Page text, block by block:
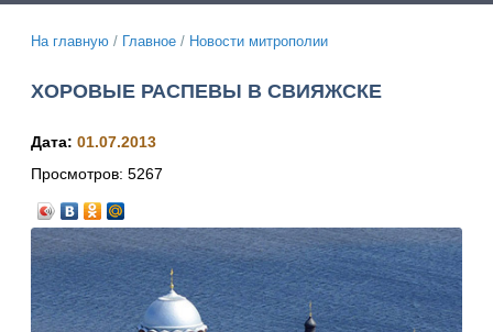
На главную / Главное / Новости митрополии
ХОРОВЫЕ РАСПЕВЫ В СВИЯЖСКЕ
Дата: 01.07.2013
Просмотров: 5267